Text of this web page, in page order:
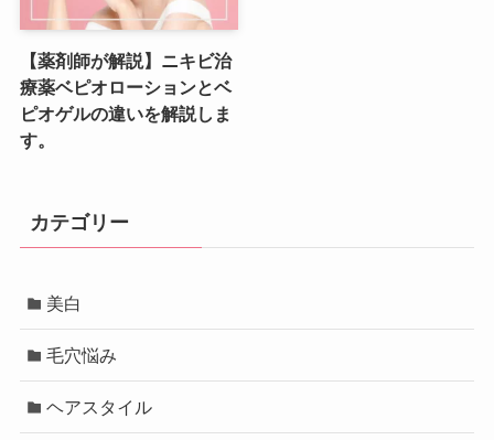
【薬剤師が解説】ニキビ治
療薬ベピオローションとベ
ピオゲルの違いを解説しま
す。
カテゴリー
美白
毛穴悩み
ヘアスタイル